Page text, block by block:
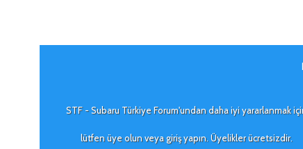
STF - Subaru Türkiye Forum'undan daha iyi yararlanmak
lütfen üye olun veya giriş yapın. Üyelikler ücretsizdir.